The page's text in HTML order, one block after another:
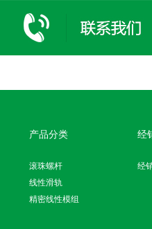
产品分类
滚珠螺杆
线性滑轨
精密线性模组
经
经